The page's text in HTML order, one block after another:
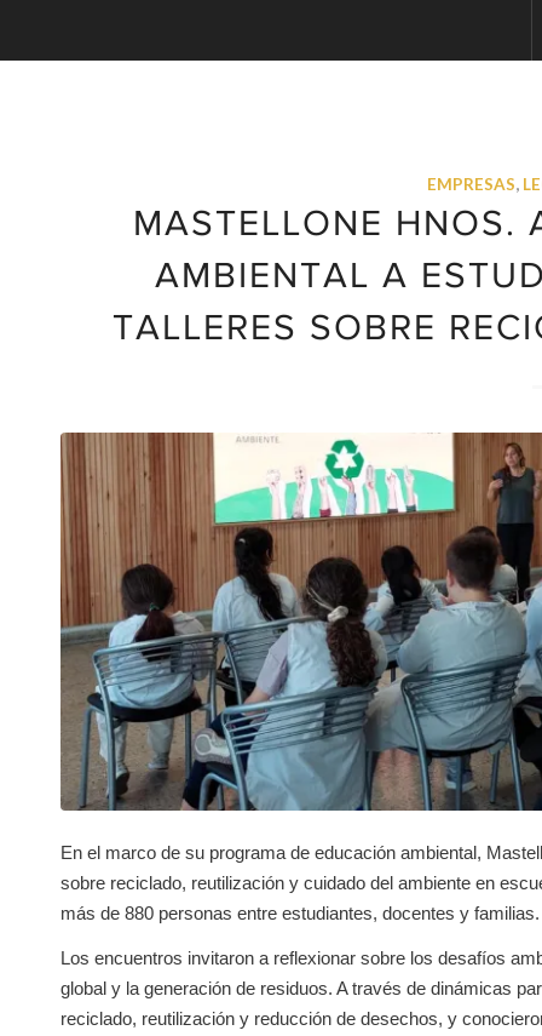
EMPRESAS,
MASTELLONE HNOS.
AMBIENTAL A
TALLERES SOBRE
En el marco de su programa de educación ambiental,
sobre reciclado, reutilización y cuidado del ambiente en
más de 880 personas entre estudiantes, docentes y familias.
Los encuentros invitaron a reflexionar sobre los desafíos
global y la generación de residuos. A través de dinámicas
reciclado, reutilización y reducción de desechos, y